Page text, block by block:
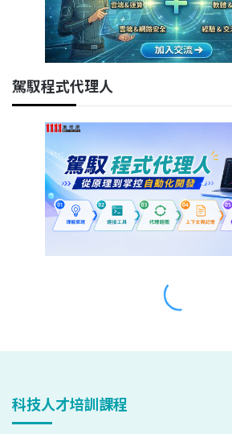
科技人才培訓課程